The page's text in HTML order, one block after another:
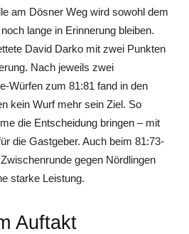
am Dösner Weg wird sowohl dem
lange in Erinnerung bleiben.
David Darko mit zwei Punkten
Nach jeweils zwei
Würfen zum 81:81 fand in den
kein Wurf mehr sein Ziel. So
die Entscheidung bringen – mit
die Gastgeber. Auch beim 81:73-
gegen Nördlingen
starke Leistung.
Auftakt